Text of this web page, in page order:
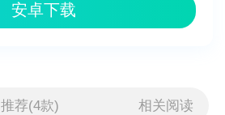
安卓下载
推荐(4款) 相关阅读